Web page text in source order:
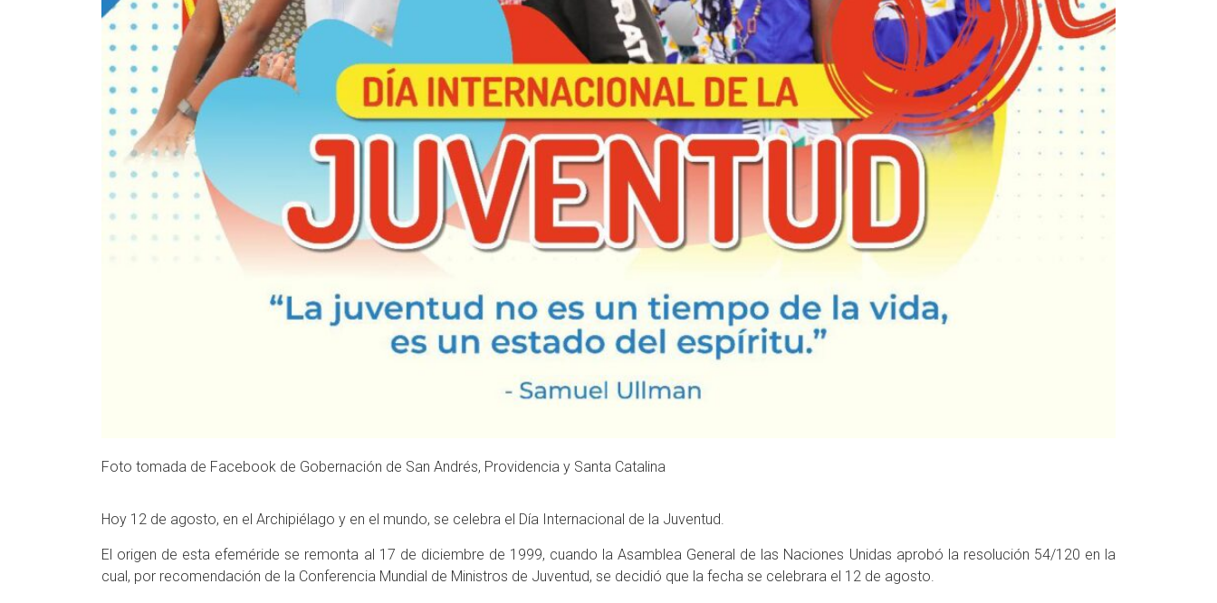
Foto tomada de Facebook de Gobernación de San Andrés, Providencia y Santa Catalina
Hoy 12 de agosto, en el Archipiélago y en el mundo, se celebra el Día Internacional de la Juventud.
El origen de esta efeméride se remonta al 17 de diciembre de 1999, cuando la Asamblea General de las Naciones Unidas aprobó la resolución 54/120 en la
cual, por recomendación de la Conferencia Mundial de Ministros de Juventud, se decidió que la fecha se celebrara el 12 de agosto.